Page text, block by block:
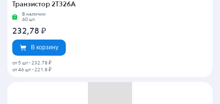
Транзистор 2Т326А
В наличии
60 шт.
232,78 ₽
В корзину
от 5 шт - 232.78 ₽
от 46 шт - 221.8 ₽